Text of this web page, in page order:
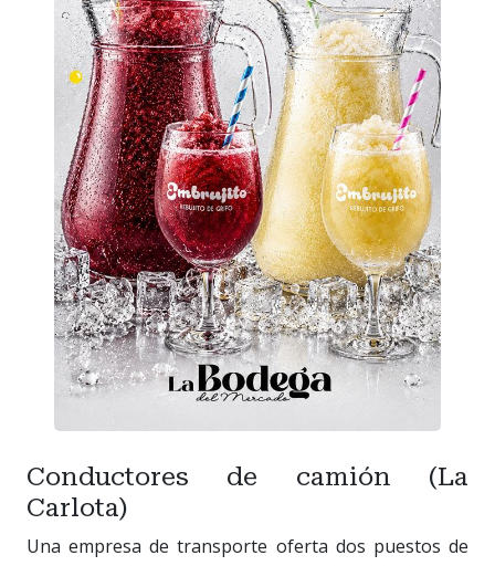
Conductores de camión (La
Carlota)
Una empresa de transporte oferta dos puestos de